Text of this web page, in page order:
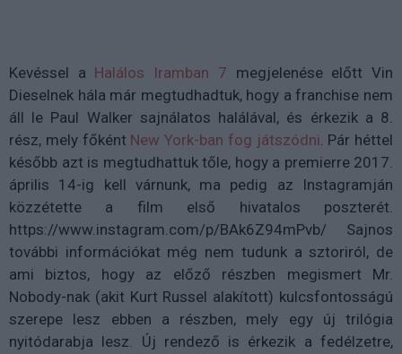
Kevéssel a Halálos Iramban 7 megjelenése előtt Vin
Dieselnek hála már megtudhadtuk, hogy a franchise nem
áll le Paul Walker sajnálatos halálával, és érkezik a 8.
rész, mely főként New York-ban fog játszódni. Pár héttel
később azt is megtudhattuk tőle, hogy a premierre 2017.
április 14-ig kell várnunk, ma pedig az Instagramján
közzétette a film első hivatalos poszterét.
https://www.instagram.com/p/BAk6Z94mPvb/ Sajnos
további információkat még nem tudunk a sztoriról, de
ami biztos, hogy az előző részben megismert Mr.
Nobody-nak (akit Kurt Russel alakított) kulcsfontosságú
szerepe lesz ebben a részben, mely egy új trilógia
nyitódarabja lesz. Új rendező is érkezik a fedélzetre,